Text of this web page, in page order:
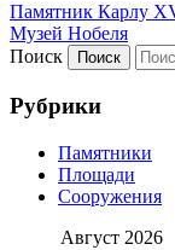
Памятник Карлу
Музей Нобеля
Поиск
Рубрики
Памятники
Площади
Сооружения
Август 2026